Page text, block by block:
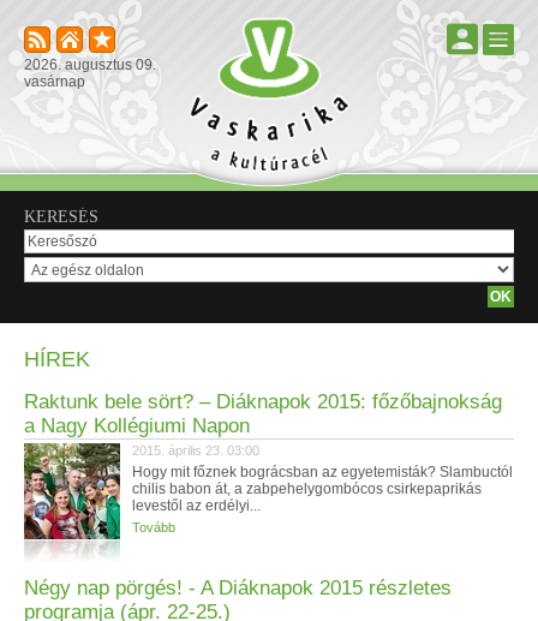
2026. augusztus 09.
vasárnap
KERESÉS
HÍREK
Raktunk bele sört? – Diáknapok 2015: főzőbajnokság
a Nagy Kollégiumi Napon
2015. április 23. 03:00
Hogy mit főznek bográcsban az egyetemisták? Slambuctól
chilis babon át, a zabpehelygombócos csirkepaprikás
levestől az erdélyi...
Tovább
Négy nap pörgés! - A Diáknapok 2015 részletes
programja (ápr. 22-25.)